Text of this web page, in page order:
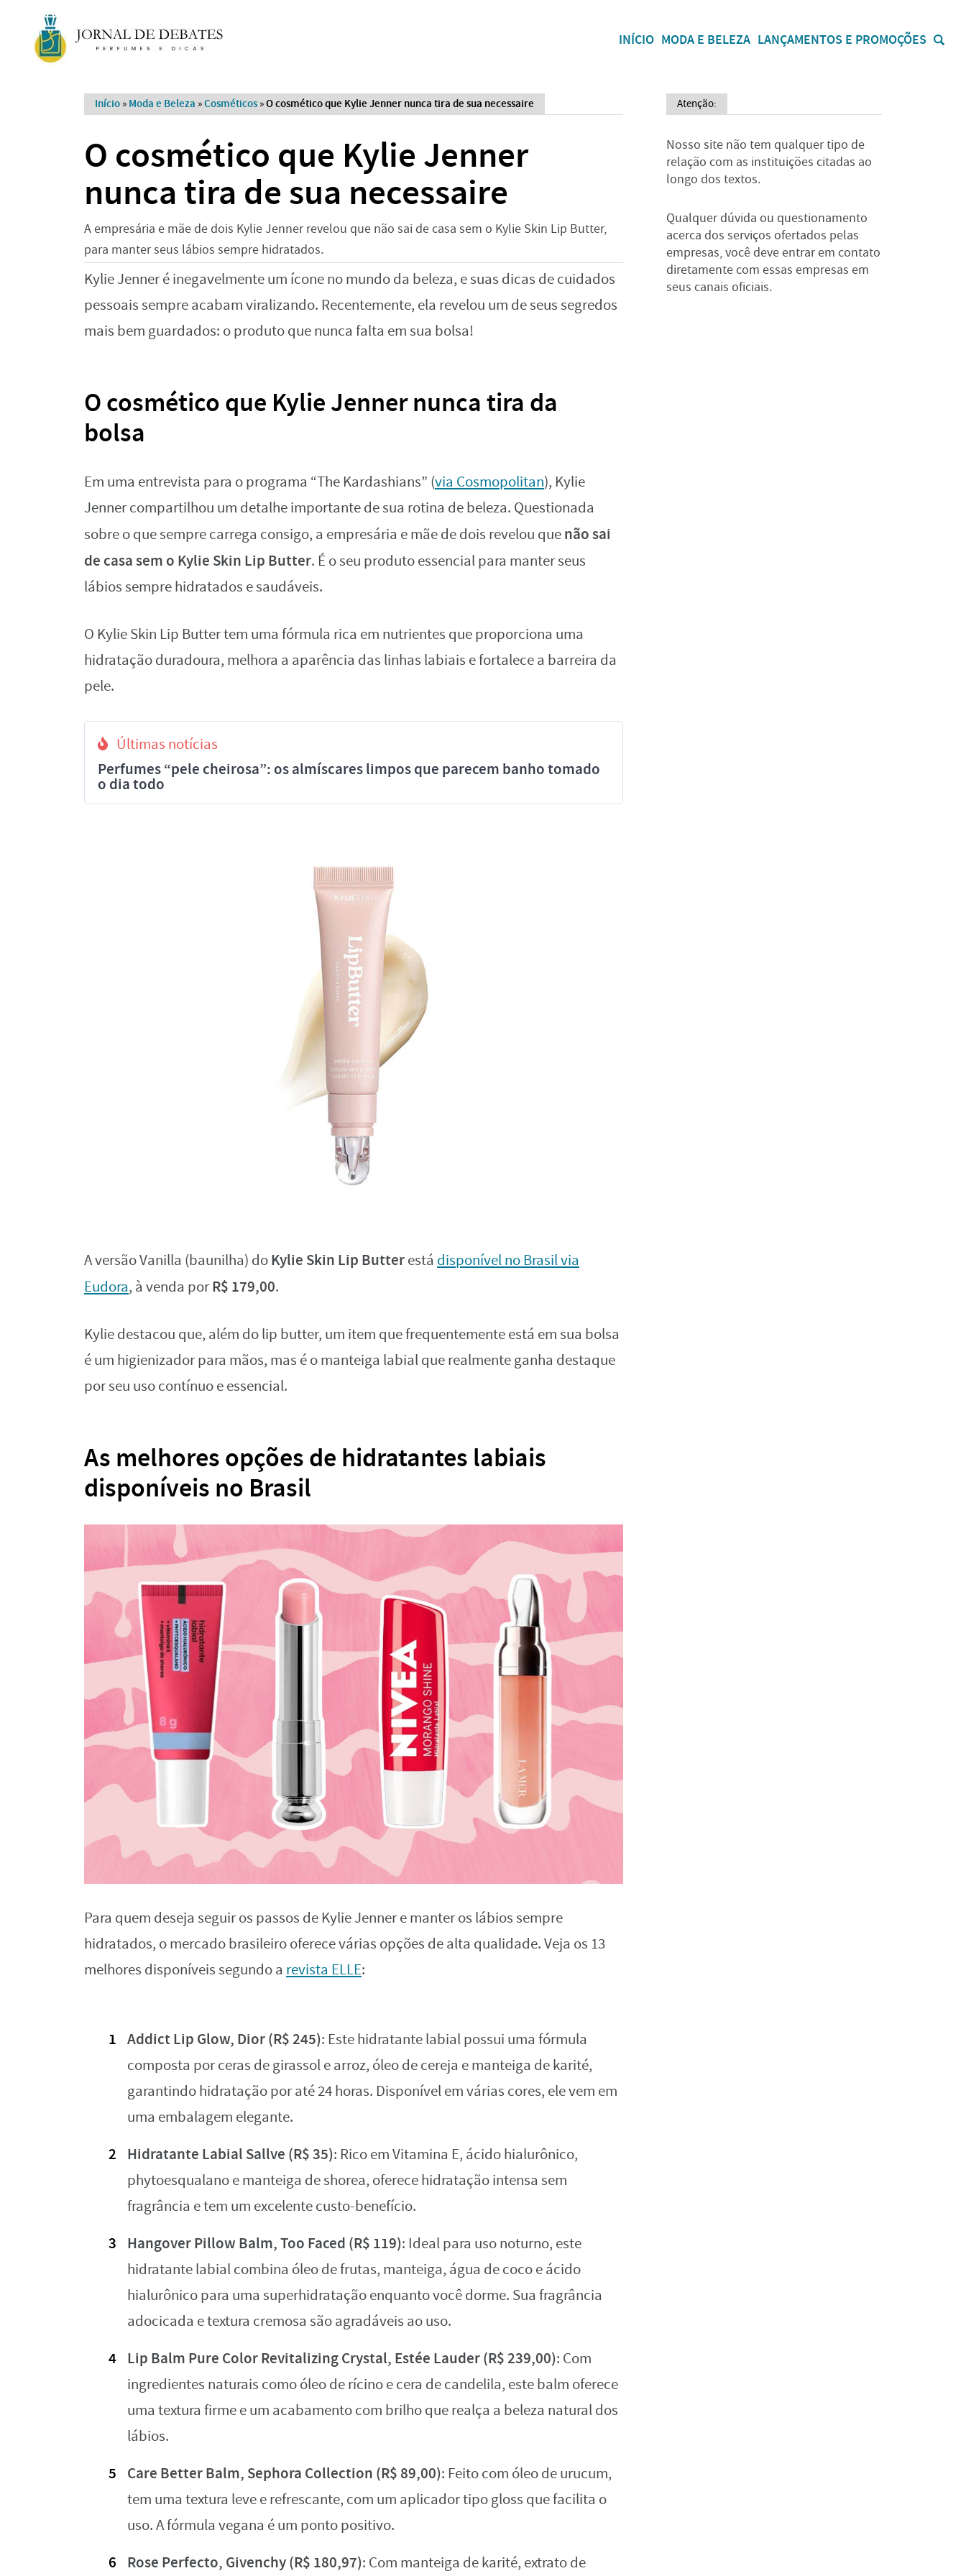
INÍCIO MODA E BELEZA LANÇAMENTOS E PROMOÇÕES
Início » Moda e Beleza »Cosméticos »O cosmético que Kylie Jenner nunca tira de sua necessaire
O cosmético que Kylie Jenner
nunca tira de sua necessaire
A empresária e mãe de dois Kylie Jenner revelou que não sai de casa sem o Kylie Skin Lip Butter,
para manter seus lábios sempre hidratados.
Kylie Jenner é inegavelmente um ícone no mundo da beleza, e suas dicas de cuidados
pessoais sempre acabam viralizando. Recentemente, ela revelou um de seus segredos
mais bem guardados: o produto que nunca falta em sua bolsa!
O cosmético que Kylie Jenner nunca tira da
bolsa
Em uma entrevista para o programa “The Kardashians” (via Cosmopolitan), Kylie
Jenner compartilhou um detalhe importante de sua rotina de beleza. Questionada
sobre o que sempre carrega consigo, a empresária e mãe de dois revelou quenão sai
de casa sem o Kylie Skin Lip Butter. É o seu produto essencial para manter seus
lábios sempre hidratados e saudáveis.
O Kylie Skin Lip Butter tem uma fórmula rica em nutrientes que proporciona uma
hidratação duradoura, melhora a aparência das linhas labiais e fortalece a barreira da
pele.
Últimas notícias
Perfumes “pele cheirosa”: os almíscares limpos que parecem banho tomado
o dia todo
A versão Vanilla (baunilha) doKylie Skin Lip Butterestá disponível no Brasil via
Eudora, à venda porR$ 179,00.
Kylie destacou que, além do lip butter, um item que frequentemente está em sua bolsa
é um higienizador para mãos, mas é o manteiga labial que realmente ganha destaque
por seu uso contínuo e essencial.
As melhores opções de hidratantes labiais
disponíveis no Brasil
Para quem deseja seguir os passos de Kylie Jenner e manter os lábios sempre
hidratados, o mercado brasileiro oferece várias opções de alta qualidade. Veja os 13
melhores disponíveis segundo a revista ELLE:
Addict Lip Glow, Dior (R$ 245): Este hidratante labial possui uma fórmula
composta por ceras de girassol e arroz, óleo de cereja e manteiga de karité,
garantindo hidratação por até 24 horas. Disponível em várias cores, ele vem em
uma embalagem elegante.
Hidratante Labial Sallve (R$ 35): Rico em Vitamina E, ácido hialurônico,
phytoesqualano e manteiga de shorea, oferece hidratação intensa sem
fragrância e tem um excelente custo-benefício.
Hangover Pillow Balm, Too Faced (R$ 119): Ideal para uso noturno, este
hidratante labial combina óleo de frutas, manteiga, água de coco e ácido
hialurônico para uma superhidratação enquanto você dorme. Sua fragrância
adocicada e textura cremosa são agradáveis ao uso.
Lip Balm Pure Color Revitalizing Crystal, Estée Lauder (R$ 239,00): Com
ingredientes naturais como óleo de rícino e cera de candelila, este balm oferece
uma textura firme e um acabamento com brilho que realça a beleza natural dos
lábios.
Care Better Balm, Sephora Collection (R$ 89,00): Feito com óleo de urucum,
tem uma textura leve e refrescante, com um aplicador tipo gloss que facilita o
uso. A fórmula vegana é um ponto positivo.
Rose Perfecto, Givenchy (R$ 180,97): Com manteiga de karité, extrato de
Atenção:
Nosso site não tem qualquer tipo de
relação com as instituições citadas ao
longo dos textos.
Qualquer dúvida ou questionamento
acerca dos serviços ofertados pelas
empresas, você deve entrar em contato
diretamente com essas empresas em
seus canais oficiais.